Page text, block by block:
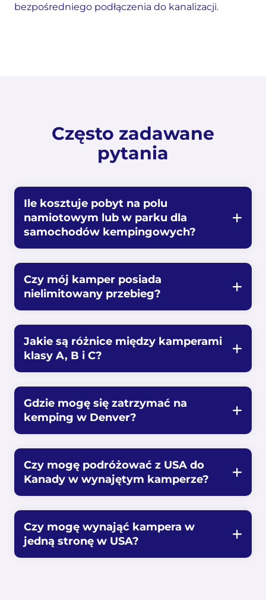
bezpośredniego podłączenia do kanalizacji.
Często zadawane
pytania
Ile kosztuje pobyt na polu
namiotowym lub w parku dla
samochodów kempingowych?
Czy mój kamper posiada
nielimitowany przebieg?
Jakie są różnice między kamperami
klasy A, B i C?
Gdzie mogę się zatrzymać na
kemping w Denver?
Czy mogę podróżować z USA do
Kanady w wynajętym kamperze?
Czy mogę wynająć kampera w
jedną stronę w USA?